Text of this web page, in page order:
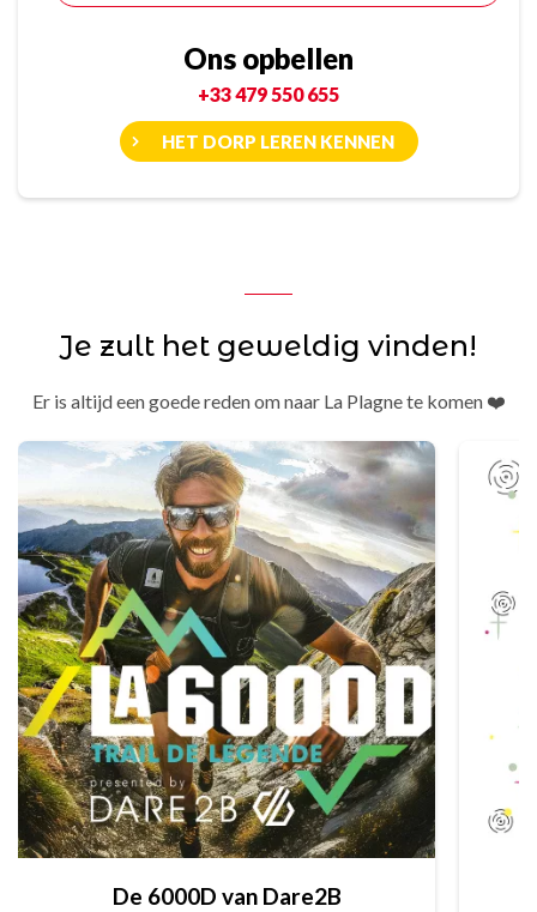
Ons opbellen
+33 479 550 655
HET DORP LEREN KENNEN
Je zult het geweldig vinden!
Er is altijd een goede reden om naar La Plagne te komen ❤️
De 6000D van Dare2B